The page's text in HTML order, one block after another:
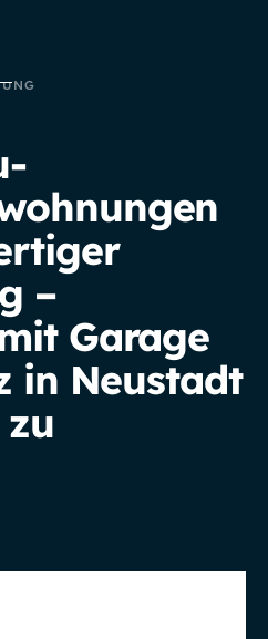
–
Garage
in Neustadt